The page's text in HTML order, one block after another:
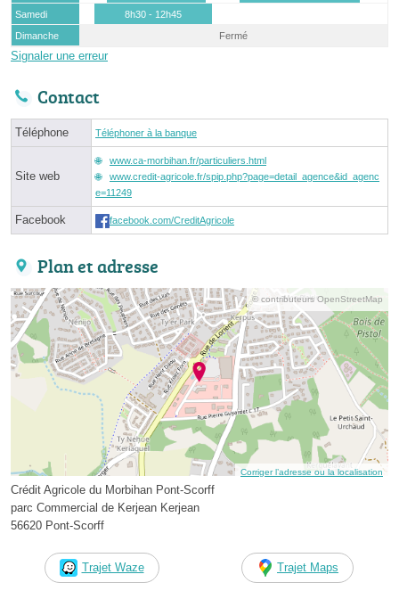
Samedi
8h30 - 12h45
Dimanche
Fermé
Signaler une erreur
Contact
Téléphone Téléphoner à la banque
Site web
www.ca-morbihan.fr/particuliers.html
www.credit-agricole.fr/spip.php?page=detail_agence&id_agenc
e=11249
Facebook facebook.com/CreditAgricole
Plan et adresse
© contributeurs OpenStreetMap
Corriger l’adresse ou la localisation
Crédit Agricole du Morbihan Pont-Scorff
parc Commercial de Kerjean Kerjean
56620 Pont-Scorff
Trajet Waze Trajet Maps